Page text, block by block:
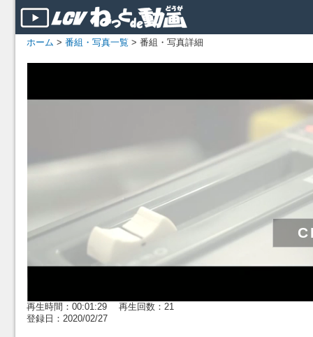
ホーム > 番組・写真一覧 > 番組・写真詳細
再生時間：00:01:29 再生回数：21
登録日：2020/02/27